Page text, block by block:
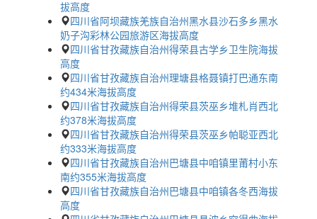
拔高度
四川省阿坝藏族羌族自治州黑水县沙石多乡黑水
奶子沟彩林公园旅游区海拔高度
四川省甘孜藏族自治州得荣县古学乡卫生院海拔
高度
四川省甘孜藏族自治州理塘县格聂镇打巴通东南
约434米海拔高度
四川省甘孜藏族自治州得荣县茨巫乡堆札肖西北
约378米海拔高度
四川省甘孜藏族自治州得荣县茨巫乡帕聪亚西北
约333米海拔高度
四川省甘孜藏族自治州巴塘县中咱镇里莆村小东
南约355米海拔高度
四川省甘孜藏族自治州巴塘县中咱镇各冬西海拔
高度